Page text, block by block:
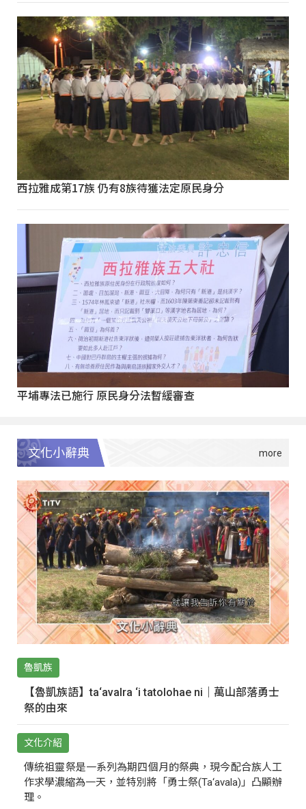
西拉雅成第17族 仍有8族待獲法定原民身分
平埔專法已施行 原民身分法暫緩審查
文化小辭典
魯凱族
【魯凱族語】ta‘avalra ‘i tatolohae ni｜萬山部落勇士
祭的由來
文化介紹
傳統祖靈祭是一系列為期四個月的祭典，現今配合族人工
作求學濃縮為一天，並特別將「勇士祭(Ta‘avala)」凸顯辦
理。